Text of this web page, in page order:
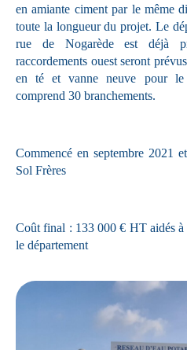
en amiante ciment par le même
toute la longueur du projet. Le
rue de Nogarède est déjà
raccordements ouest seront
en té et vanne neuve pour le
comprend 30 branchements.
Commencé en septembre 2021
Sol Frères
Coût final : 133 000 € HT aidés à
le département